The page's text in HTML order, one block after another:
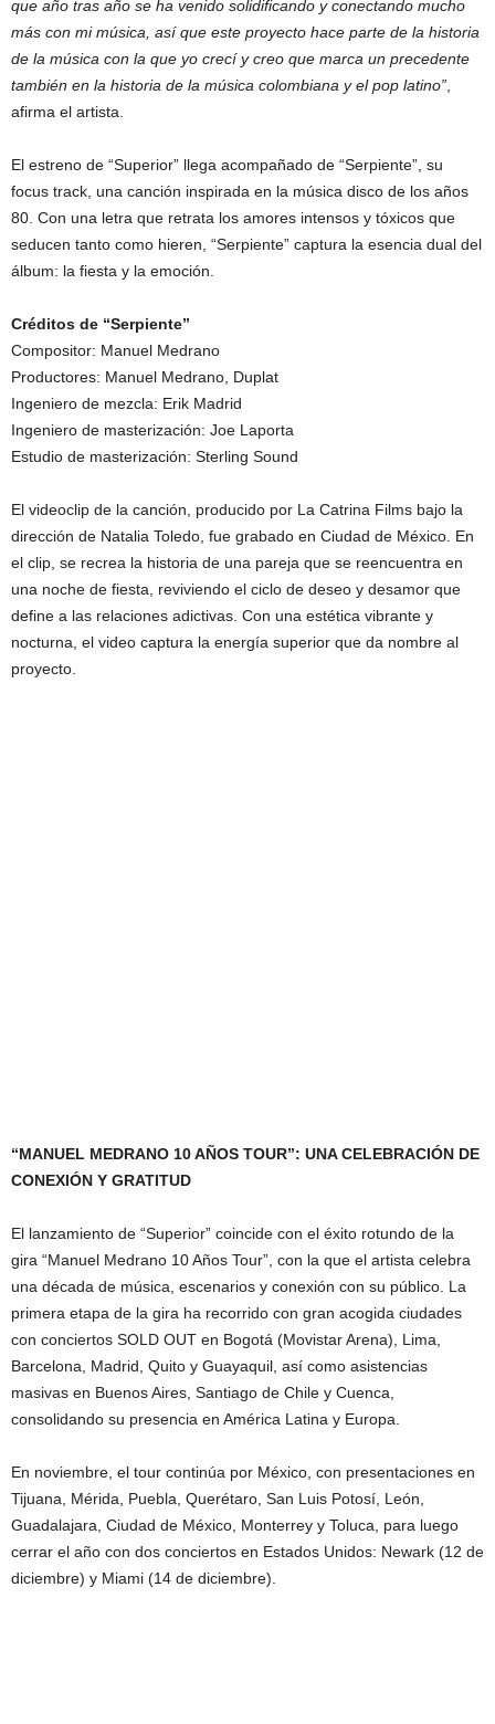
que año tras año se ha venido solidificando y conectando mucho
más con mi música, así que este proyecto hace parte de la historia
de la música con la que yo crecí y creo que marca un precedente
también en la historia de la música colombiana y el pop latino”
afirma el artista.
El estreno de “Superior” llega acompañado de “Serpiente”, su
focus track, una canción inspirada en la música disco de los años
80. Con una letra que retrata los amores intensos y tóxicos que
seducen tanto como hieren, “Serpiente” captura la esencia dual del
álbum: la fiesta y la emoción.
Créditos de “Serpiente”
Compositor: Manuel Medrano
Productores: Manuel Medrano, Duplat
Ingeniero de mezcla: Erik Madrid
Ingeniero de masterización: Joe Laporta
Estudio de masterización: Sterling Sound
El videoclip de la canción, producido por La Catrina Films bajo la
dirección de Natalia Toledo, fue grabado en Ciudad de México. En
el clip, se recrea la historia de una pareja que se reencuentra en
una noche de fiesta, reviviendo el ciclo de deseo y desamor que
define a las relaciones adictivas. Con una estética vibrante y
nocturna, el video captura la energía superior que da nombre al
proyecto.
“MANUEL MEDRANO 10 AÑOS TOUR”: UNA CELEBRACIÓN DE
CONEXIÓN Y GRATITUD
El lanzamiento de “Superior” coincide con el éxito rotundo de la
gira “Manuel Medrano 10 Años Tour”, con la que el artista celebra
una década de música, escenarios y conexión con su público. La
primera etapa de la gira ha recorrido con gran acogida ciudades
con conciertos SOLD OUT en Bogotá (Movistar Arena), Lima,
Barcelona, Madrid, Quito y Guayaquil, así como asistencias
masivas en Buenos Aires, Santiago de Chile y Cuenca,
consolidando su presencia en América Latina y Europa.
En noviembre, el tour continúa por México, con presentaciones en
Tijuana, Mérida, Puebla, Querétaro, San Luis Potosí, León,
Guadalajara, Ciudad de México, Monterrey y Toluca, para luego
cerrar el año con dos conciertos en Estados Unidos: Newark (12 de
diciembre) y Miami (14 de diciembre).